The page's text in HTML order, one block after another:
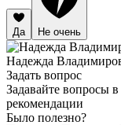
Да Не очень
Надежда
Задать вопрос
Задавайте вопросы
рекомендации
Было полезно?